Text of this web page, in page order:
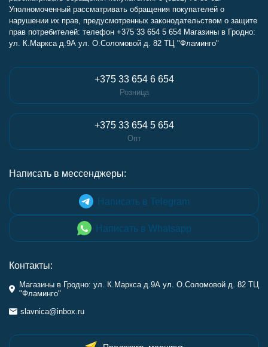
Уполномоченный рассматривать обращения покупателей о
нарушении их прав, предусмотренных законодательством о защите
прав потребителей: телефон +375 33 654 5 654 Магазины в Гродно:
ул. К.Маркса д.9А ул. О.Соломовой д. 82 ТЦ "Фламинго"
+375 33 654 6 654
Розница
+375 33 654 5 654
Опт
Написать в мессенджеры:
Написать в Telegram
Написать в Whatsapp
Контакты:
Магазины в Гродно: ул. К.Маркса д.9А ул. О.Соломовой д. 82 ТЦ
"Фламинго"
slavnica@inbox.ru